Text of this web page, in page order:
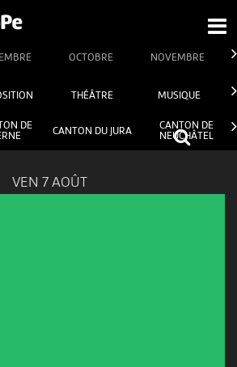
OCTOBRE NOVEMBRE
THÉÂTRE MUSIQUE
DE
CANTON DU JURA
CANTON DE
NEUCHÂTEL
VEN 7 AOÛT